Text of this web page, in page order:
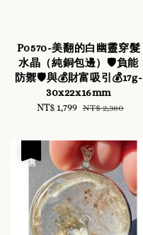
P0570-美翻的白幽靈穿髮
水晶（純銅包邊）🛡️負能
防禦🛡️與💰財富吸引💰17g-
30x22x16mm
Sale
NT$ 1,799 Regular
NT$ 2,380